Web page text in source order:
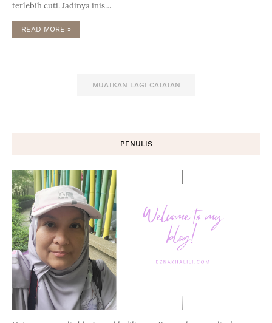
terlebih cuti. Jadinya inis…
READ MORE »
MUATKAN LAGI CATATAN
PENULIS